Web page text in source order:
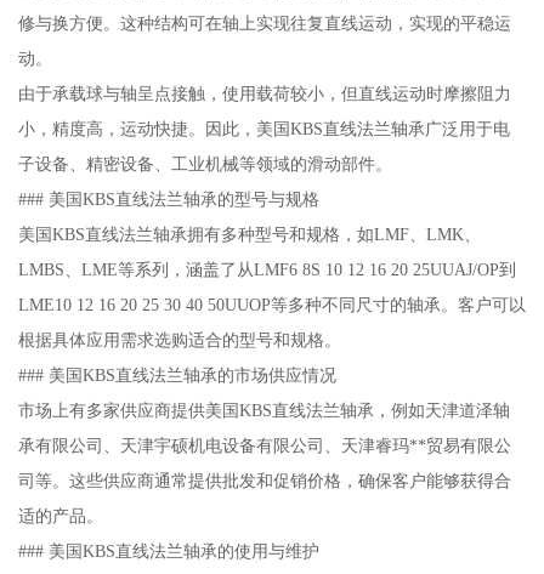
修与换方便。这种结构可在轴上实现往复直线运动，实现的平稳运
动。
由于承载球与轴呈点接触，使用载荷较小，但直线运动时摩擦阻力
小，精度高，运动快捷。因此，美国KBS直线法兰轴承广泛用于电
子设备、精密设备、工业机械等领域的滑动部件。
### 美国KBS直线法兰轴承的型号与规格
美国KBS直线法兰轴承拥有多种型号和规格，如LMF、LMK、
LMBS、LME等系列，涵盖了从LMF6 8S 10 12 16 20 25UUAJ/OP到
LME10 12 16 20 25 30 40 50UUOP等多种不同尺寸的轴承。客户可以
根据具体应用需求选购适合的型号和规格。
### 美国KBS直线法兰轴承的市场供应情况
市场上有多家供应商提供美国KBS直线法兰轴承，例如天津道泽轴
承有限公司、天津宇硕机电设备有限公司、天津睿玛**贸易有限公
司等。这些供应商通常提供批发和促销价格，确保客户能够获得合
适的产品。
### 美国KBS直线法兰轴承的使用与维护